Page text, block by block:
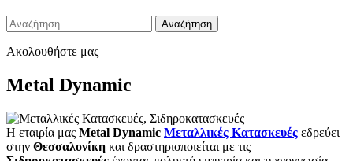
Αναζήτηση
για:
Ακολουθήστε μας
Metal Dynamic
Η εταιρία μας Metal Dynamic Μεταλλικές Κατασκευές εδρεύει
στην Θεσσαλονίκη και δραστηριοποιείται με τις